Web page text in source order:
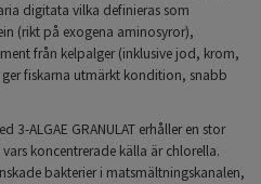
digitata vilka definieras som
(rikt på exogena aminosyror),
från kelpalger (inklusive jod, krom,
fiskarna utmärkt kondition, snabb
3-ALGAE GRANULAT erhåller en stor
koncentrerade källa är chlorella.
bakterier i matsmältningskanalen,